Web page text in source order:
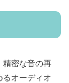
精密な音の再
るオーディオ